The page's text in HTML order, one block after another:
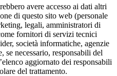
avere accesso ai dati altri
di questo sito web (personale
legali, amministratori di
fornitori di servizi tecnici
società informatiche, agenzie
se necessario, responsabili del
aggiornato dei responsabili
del trattamento.